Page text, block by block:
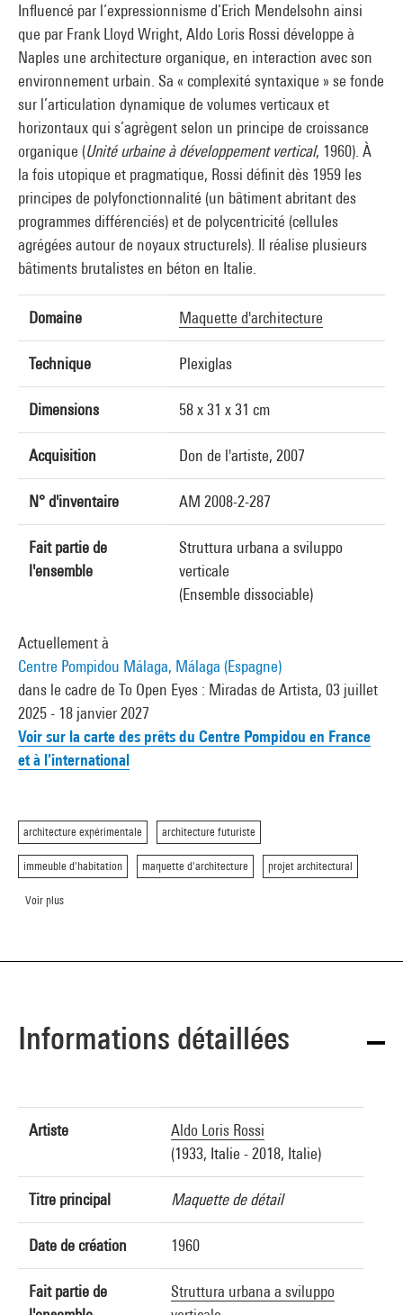
Influencé par l’expressionnisme d’Erich Mendelsohn ainsi
que par Frank Lloyd Wright, Aldo Loris Rossi développe à
Naples une architecture organique, en interaction avec son
environnement urbain. Sa « complexité syntaxique » se fonde
sur l’articulation dynamique de volumes verticaux et
horizontaux qui s’agrègent selon un principe de croissance
organique (Unité urbaine à développement vertical, 1960). À
la fois utopique et pragmatique, Rossi définit dès 1959 les
principes de polyfonctionnalité (un bâtiment abritant des
programmes différenciés) et de polycentricité (cellules
agrégées autour de noyaux structurels). Il réalise plusieurs
bâtiments brutalistes en béton en Italie.
Domaine Maquette d'architecture
Technique Plexiglas
Dimensions 58 x 31 x 31 cm
Acquisition Don de l'artiste, 2007
N° d'inventaire AM 2008-2-287
Fait partie de
l'ensemble
Struttura urbana a sviluppo
verticale
(Ensemble dissociable)
Actuellement à
Centre Pompidou Málaga, Málaga (Espagne)
dans le cadre de To Open Eyes : Miradas de Artista, 03 juillet
2025 - 18 janvier 2027
Voir sur la carte des prêts du Centre Pompidou en France
et à l’international
architecture expérimentale architecture futuriste
immeuble d'habitation maquette d'architecture projet architectural
Voir plus
Informations détaillées
Artiste
Aldo Loris Rossi
(1933, Italie - 2018, Italie)
Titre principal Maquette de détail
Date de création 1960
Fait partie de
Struttura urbana a sviluppo